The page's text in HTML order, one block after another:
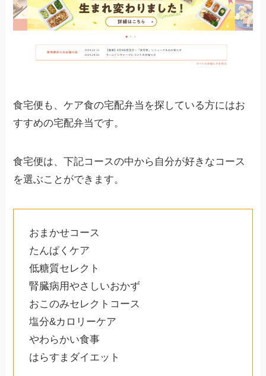
食宅便も、ケア食の宅配弁当を探している方にはお
すすめの宅配弁当です。
食宅便は、下記コースの中から自分が好きなコース
を選ぶことができます。
おまかせコース
たんぱくケア
低糖質セレクト
腎臓病用やさしいおかず
おこのみセレクトコース
塩分&カロリーケア
やわらかい食事
はらすまダイエット